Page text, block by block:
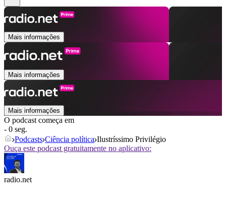
Mais informações
Mais informações
Mais informações
O podcast começa em
- 0 seg.
Podcasts Ciência política Ilustríssimo Privilégio
Ouça este podcast gratuitamente no aplicativo:
radio.net